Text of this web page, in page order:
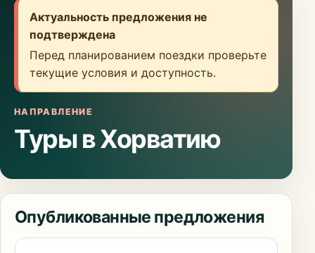
Актуальность предложения не
подтверждена
Перед планированием поездки проверьте
текущие условия и доступность.
НАПРАВЛЕНИЕ
Туры в Хорватию
Опубликованные предложения